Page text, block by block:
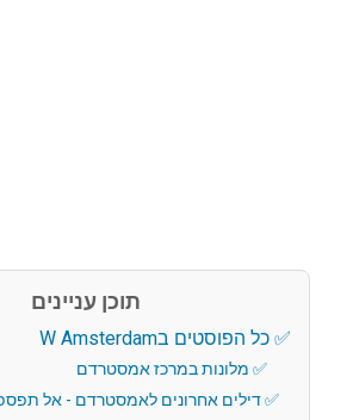
תוכן עניינים
כל הפוסטים בW Amsterdam
מלונות במרכז אמסטרדם
דילים אחרונים לאמסטרדם - אל